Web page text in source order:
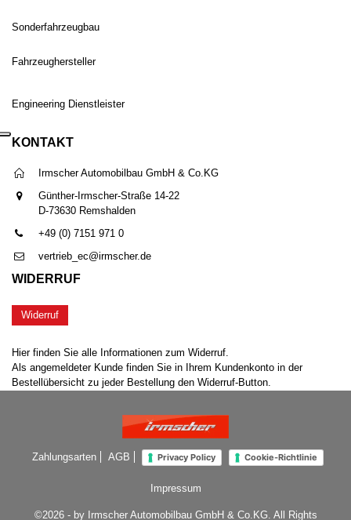
Sonderfahrzeugbau
Fahrzeughersteller
Engineering Dienstleister
KONTAKT
Irmscher Automobilbau GmbH & Co.KG
Günther-Irmscher-Straße 14-22
D-73630 Remshalden
+49 (0) 7151 971 0
vertrieb_ec@irmscher.de
WIDERRUF
Widerruf
Hier finden Sie alle Informationen zum Widerruf.
Als angemeldeter Kunde finden Sie in Ihrem Kundenkonto in der
Bestellübersicht zu jeder Bestellung den Widerruf-Button.
Zahlungsarten AGB Privacy Policy Cookie-Richtlinie
Impressum
©2026 - by Irmscher Automobilbau GmbH & Co.KG. All Rights